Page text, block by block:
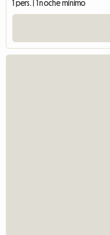
1 pers. | 1 noche mínimo